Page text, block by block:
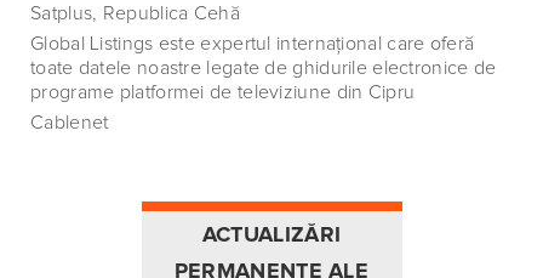
Satplus, Republica Cehă
Global Listings este expertul internaţional care oferă
toate datele noastre legate de ghidurile electronice de
programe platformei de televiziune din Cipru
Cablenet
ACTUALIZĂRI
PERMANENTE ALE